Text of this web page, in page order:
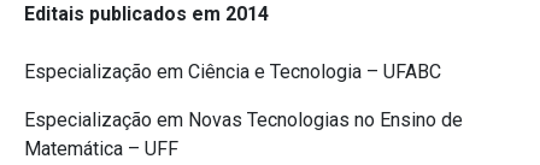
Editais publicados em 2014
Especialização em Ciência e Tecnologia – UFABC
Especialização em Novas Tecnologias no Ensino de
Matemática – UFF